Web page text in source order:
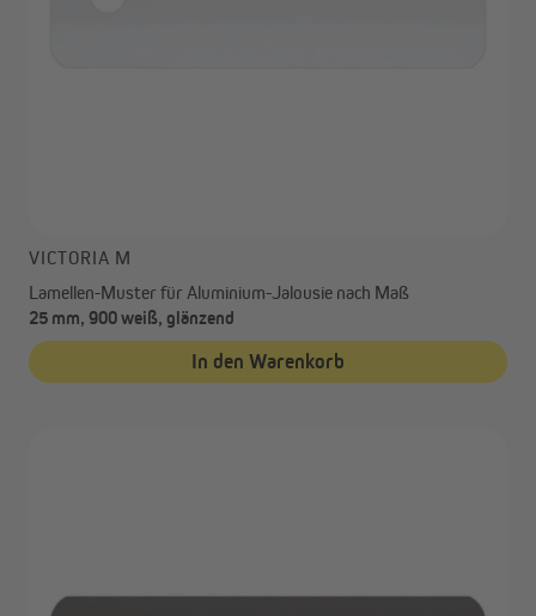
VICTORIA M
Lamellen-Muster für Aluminium-Jalousie nach Maß
25 mm, 900 weiß, glänzend
In den Warenkorb